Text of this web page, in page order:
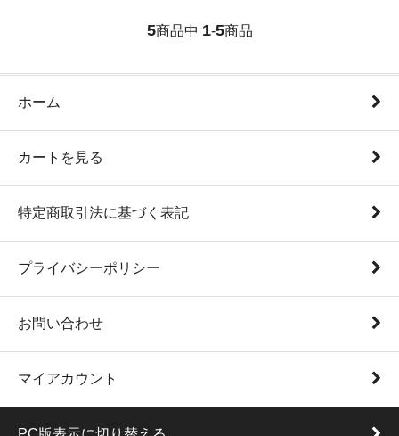
5商品中 1-5商品
ホーム
カートを見る
特定商取引法に基づく表記
プライバシーポリシー
お問い合わせ
マイアカウント